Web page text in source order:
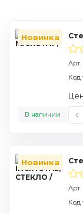
Новинка
Арт.
В наличии
Код
Новинка
Арт.
Код